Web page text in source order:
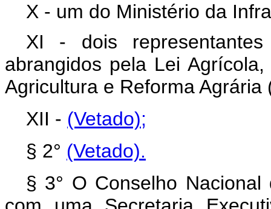
X - um do Ministério da
XI - dois
abrangidos pela Lei
Agricultura e Reforma Agrária
XII - (Vetado);
§ 2° (Vetado).
§ 3° O Conselho